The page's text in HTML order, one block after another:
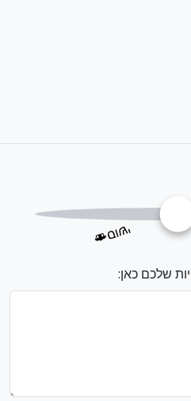
🍔המבורגרים
🍣סושי
שלכם כאן: